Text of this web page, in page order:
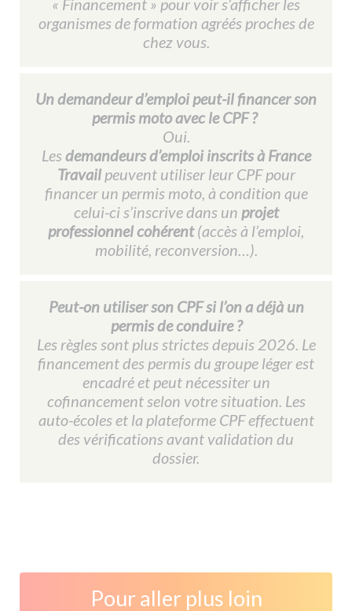
« Financement » pour voir s’afficher les
organismes de formation agréés proches de
chez vous.
Un demandeur d’emploi peut-il financer son
permis moto avec le CPF ?
Oui.
Lesdemandeurs d’emploi inscrits à France
Travailpeuvent utiliser leur CPF pour
financer un permis moto, à condition que
celui-ci s’inscrive dans un projet
professionnel cohérent(accès à l’emploi,
mobilité, reconversion…).
Peut-on utiliser son CPF si l’on a déjà un
permis de conduire ?
Les règles sont plus strictes depuis 2026. Le
financement des permis du groupe léger est
encadré et peut nécessiter un
cofinancement selon votre situation. Les
auto-écoles et la plateforme CPF effectuent
des vérifications avant validation du
dossier.
Pour aller plus loin